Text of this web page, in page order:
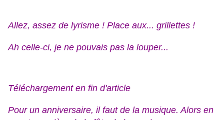
Allez, assez de lyrisme ! Place aux... grillettes !
Ah celle-ci, je ne pouvais pas la louper...
Téléchargement en fin d'article
Pour un anniversaire, il faut de la musique. Alors en